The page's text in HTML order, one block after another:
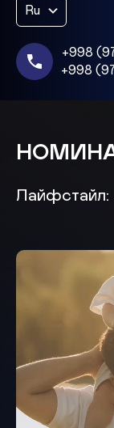
Ru
+998
+998
Лайфстайл: